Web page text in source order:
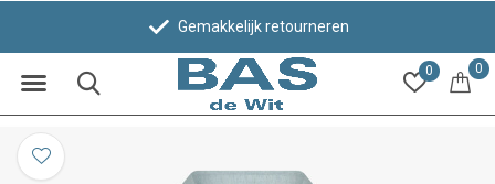
0 0
Gemakkelijk retourneren